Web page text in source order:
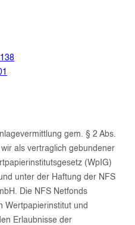
gem. § 2 Abs.
als vertraglich gebundener
(WpIG)
unter der Haftung der NFS
Die NFS Netfonds
Wertpapierinstitut und
Erlaubnisse der